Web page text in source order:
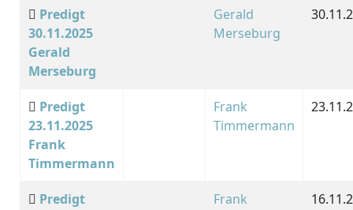
Predigt
30.11.2025
Gerald
Merseburg
Gerald
Merseburg
Predigt
23.11.2025
Frank
Timmermann
Frank
Timmermann
Predigt
Frank